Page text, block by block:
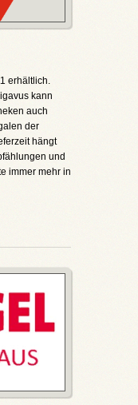
erhältlich.
kann
auch
der
hängt
und
immer mehr in